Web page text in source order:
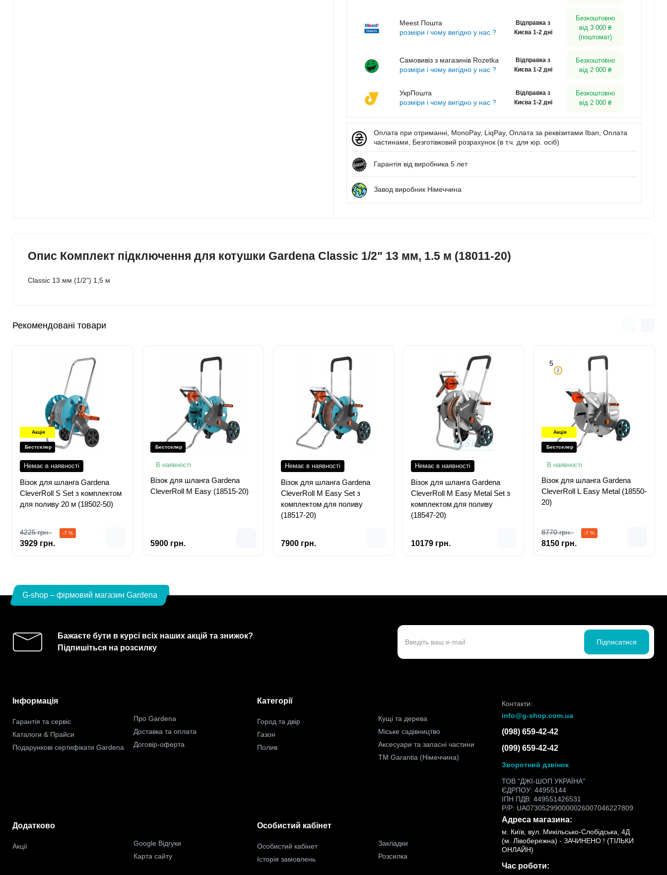
Meest Пошта
розміри і чому вигідно у нас ?
Відправка з
Києва 1-2 дні
Безкоштовно
від 3 000 ₴
(поштомат)
Самовивіз з магазинів Rozetka
розміри і чому вигідно у нас ?
Відправка з
Києва 1-2 дні
Безкоштовно
від 2 000 ₴
УкрПошта
розміри і чому вигідно у нас ?
Відправка з
Києва 1-2 дні
Безкоштовно
від 2 000 ₴
Оплата при отриманні, MonoPay, LiqPay, Оплата за реквізитами Iban, Оплата
частинами, Безготівковий розрахунок (в т.ч. для юр. осіб)
Гарантія від виробника 5 лет
Завод виробник Німеччина
Опис Комплект підключення для котушки Gardena Classic 1/2" 13 мм, 1.5 м (18011-20)
Classic 13 мм (1/2") 1,5 м
Рекомендовані товари
Акція
Бестселер
Немає в наявності
Візок для шланга Gardena
CleverRoll S Set з комплектом
для поливу 20 м (18502-50)
4225 грн. -7 %
3929 грн.
Бестселер
В наявності
Візок для шланга Gardena
CleverRoll M Easy (18515-20)
5900 грн.
Немає в наявності
Візок для шланга Gardena
CleverRoll M Easy Set з
комплектом для поливу
(18517-20)
7900 грн.
Немає в наявності
Візок для шланга Gardena
CleverRoll M Easy Metal Set з
комплектом для поливу
(18547-20)
10179 грн.
5
2
Акція
Бестселер
В наявності
Візок для шланга Gardena
CleverRoll L Easy Metal (18550-
20)
8770 грн. -7 %
8150 грн.
G-shop – фірмовий магазин Gardena
Бажаєте бути в курсі всіх наших акцій та знижок?
Підпишіться на розсилку
Підписатися
Інформація
Гарантія та сервіс
Каталоги & Прайси
Подарункові сертифікати Gardena
Про Gardena
Доставка та оплата
Договір-оферта
Категорії
Город та двір
Газон
Полив
Кущі та дерева
Міське садівництво
Аксесуари та запасні частини
TM Garantia (Німеччина)
Додатково
Акції
Google Відгуки
Карта сайту
Особистий кабінет
Особистий кабінет
Історія замовлень
Закладки
Розсилка
Контакти:
info@g-shop.com.ua
(098) 659-42-42
(099) 659-42-42
Зворотний дзвінок
ТОВ "ДЖІ-ШОП УКРАЇНА"
ЄДРПОУ: 44955144
ІПН ПДВ: 449551426531
Р/Р: UA073052990000026007046227809
Адреса магазина:
м. Київ, вул. Микільсько-Слобідська, 4Д
(м. Лівобережна) - ЗАЧИНЕНО ! (ТІЛЬКИ
ОНЛАЙН)
Час роботи: